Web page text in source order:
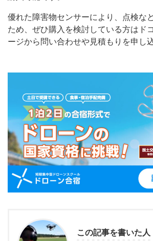
優れた障害物センサーにより、点検な
ため、ぜひ購入を検討している方はド
ージから問い合わせや見積もりを申し
この記事を書いた人